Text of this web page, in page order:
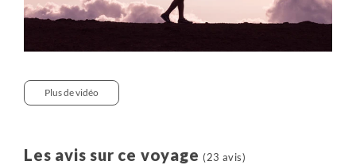
Plus de vidéo
Les avis sur ce voyage (23 avis)